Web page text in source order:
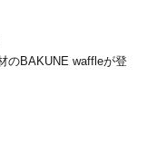
のBAKUNE waffleが登